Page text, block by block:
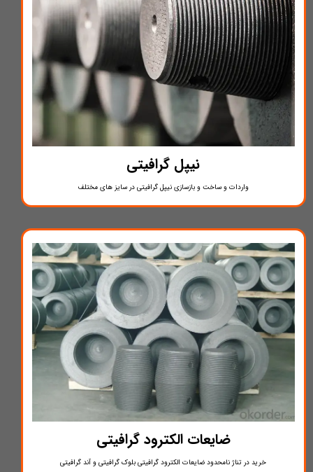
نیپل گرافیتی
واردات و ساخت و بازسازی نیپل گرافیتی در سایز های مختلف
ضایعات الکترود گرافیتی
خرید در تناژ نامحدود ضایعات الکترود گرافیتی بلوک گرافیتی و آند گرافیتی